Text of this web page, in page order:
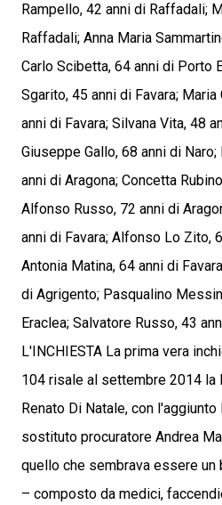
Rampello, 42 anni di Raffadali;
Raffadali; Anna Maria
Carlo Scibetta, 64 anni di Porto
Sgarito, 45 anni di Favara; Maria
anni di Favara; Silvana Vita, 48
Giuseppe Gallo, 68 anni di
anni di Aragona; Concetta
Alfonso Russo, 72 anni di
anni di Favara; Alfonso Lo Zito,
Antonia Matina, 64 anni di
di Agrigento; Pasqualino
Eraclea; Salvatore Russo, 43
L'INCHIESTA La prima vera
104 risale al settembre 2014 la
Renato Di Natale, con
sostituto procuratore Andrea
quello che sembrava essere
– composto da medici,